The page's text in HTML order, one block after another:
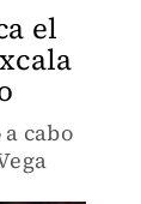
el
cabo